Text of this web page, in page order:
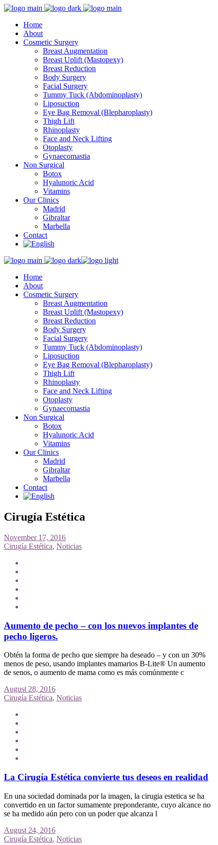
Home
About
Cosmetic Surgery
Breast Augmentation
Breast Uplift (Mastopexy)
Breast Reduction
Body Surgery
Facial Surgery
Tummy Tuck (Abdominoplasty)
Liposuction
Eye Bag Removal (Blepharoplasty)
Thigh Lift
Rhinoplasty
Face and Neck Lifting
Otoplasty
Gynaecomastia
Non Surgical
Botox
Hyalunoric Acid
Vitamins
Our Clinics
Madrid
Gibraltar
Marbella
Contact
Home
About
Cosmetic Surgery
Breast Augmentation
Breast Uplift (Mastopexy)
Breast Reduction
Body Surgery
Facial Surgery
Tummy Tuck (Abdominoplasty)
Liposuction
Eye Bag Removal (Blepharoplasty)
Thigh Lift
Rhinoplasty
Face and Neck Lifting
Otoplasty
Gynaecomastia
Non Surgical
Botox
Hyalunoric Acid
Vitamins
Our Clinics
Madrid
Gibraltar
Marbella
Contact
Cirugía Estética
November 17, 2016
Cirugía Estética, Noticias
Aumento de pecho – con los nuevos implantes de
pecho ligeros.
Obtén la forma de pecho que siempre ha deseado – y con un 30%
menos de peso, usando implantes mamarios B-Lite® Un aumento
de senos, o aumento de mama como es más comúnmente c
August 28, 2016
Cirugía Estética, Noticias
La Cirugía Estética convierte tus deseos en realidad
En una sociedad dominada por la imagen, la cirugia estetica se ha
convertido en un factor sumamente preponderante, cuyo alcance no
se ha medido aún pero con un poder que alcanza l
August 24, 2016
Cirugía Estética, Noticias